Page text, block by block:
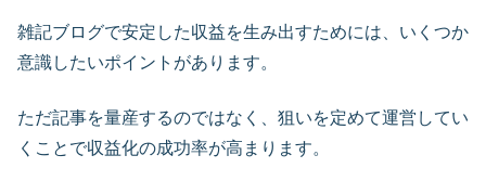
雑記ブログで安定した収益を生み出すためには、いくつか
意識したいポイントがあります。
ただ記事を量産するのではなく、狙いを定めて運営してい
くことで収益化の成功率が高まります。